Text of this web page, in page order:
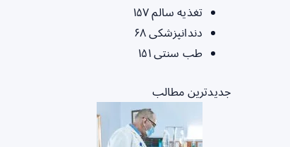
تغذیه سالم۱۵۷
دندانپزشکی۶۸
طب سنتی۱۵۱
جدیدترین مطالب